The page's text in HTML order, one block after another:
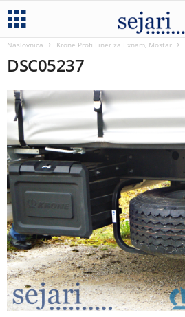
Naslovnica Krone Profi Liner za Exnam, Mostar
DSC05237